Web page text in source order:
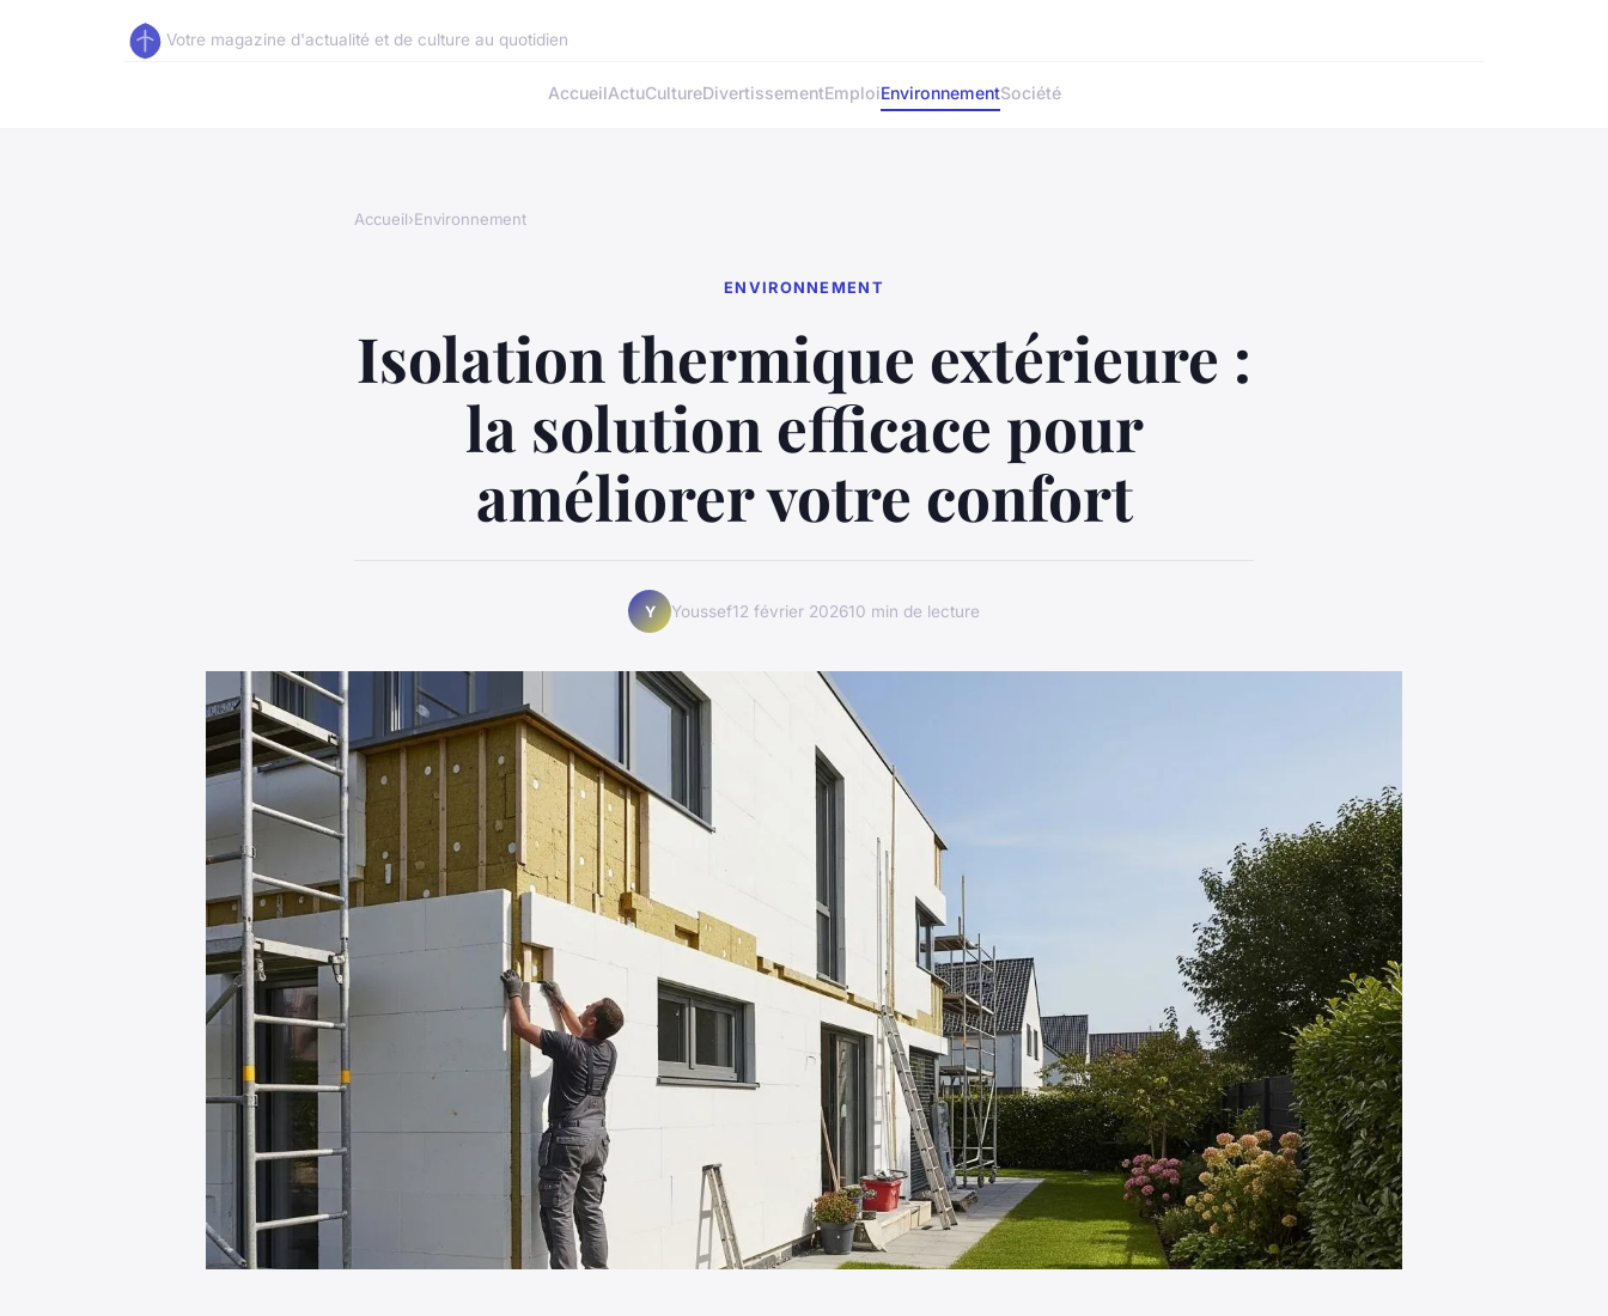
Votre magazine d'actualité et de culture au quotidien
AccueilActuCultureDivertissementEmploiEnvironnementSociété
Accueil›Environnement
ENVIRONNEMENT
Isolation thermique extérieure :
la solution efficace pour
améliorer votre confort
Y Youssef12 février 202610 min de lecture